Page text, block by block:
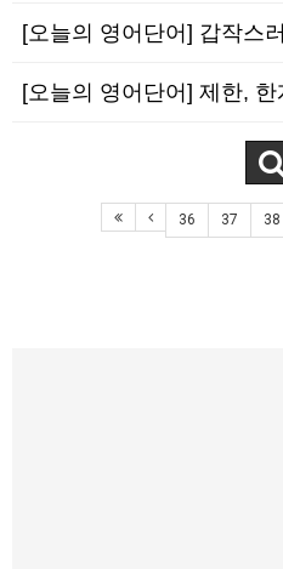
[오늘의 영어단어] 갑작스
[오늘의 영어단어] 제한,
36 37 38